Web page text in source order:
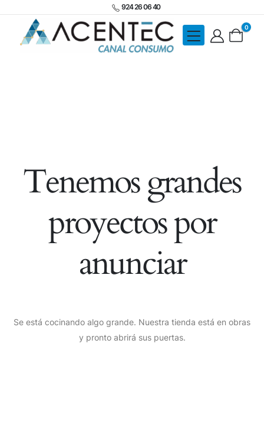
924 26 06 40
0
Tenemos grandes
proyectos por
anunciar
Se está cocinando algo grande. Nuestra tienda está en obras
y pronto abrirá sus puertas.